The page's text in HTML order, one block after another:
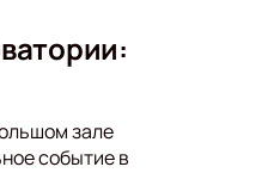
зале
событие в